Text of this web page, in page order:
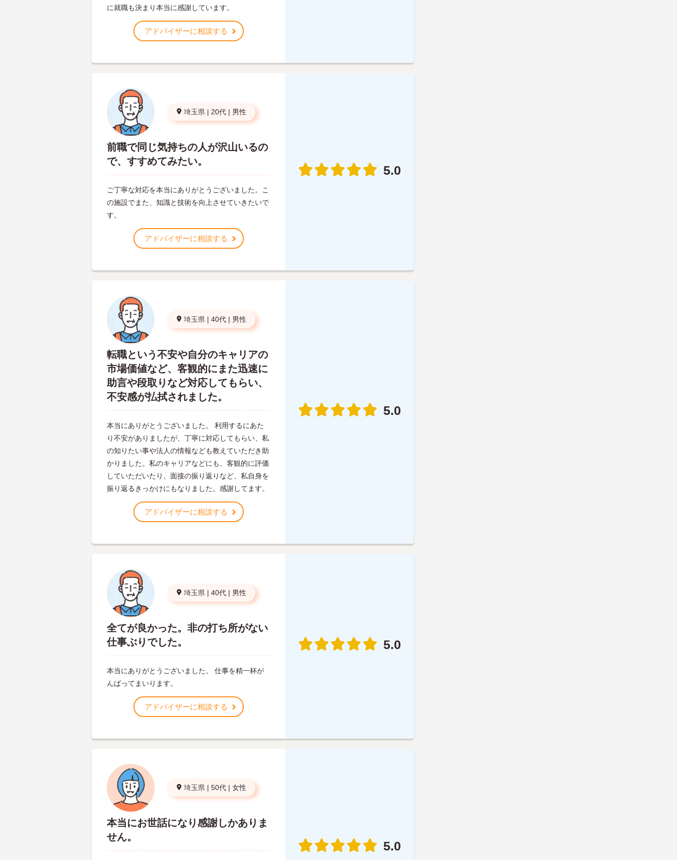
に就職も決まり本当に感謝しています。
アドバイザーに相談する
埼玉県 | 20代 | 男性
前職で同じ気持ちの人が沢山いるの
で、すすめてみたい。
ご丁寧な対応を本当にありがとうございました。こ
の施設でまた、知識と技術を向上させていきたいで
す。
アドバイザーに相談する
5.0
埼玉県 | 40代 | 男性
転職という不安や自分のキャリアの
市場価値など、客観的にまた迅速に
助言や段取りなど対応してもらい、
不安感が払拭されました。
本当にありがとうございました。 利用するにあた
り不安がありましたが、丁寧に対応してもらい、私
の知りたい事や法人の情報なども教えていただき助
かりました。私のキャリアなどにも、客観的に評価
していただいたり、面接の振り返りなど、私自身を
振り返るきっかけにもなりました。感謝してます。
アドバイザーに相談する
5.0
埼玉県 | 40代 | 男性
全てが良かった。非の打ち所がない
仕事ぶりでした。
本当にありがとうございました。 仕事を精一杯が
んばってまいります。
アドバイザーに相談する
5.0
埼玉県 | 50代 | 女性
本当にお世話になり感謝しかありま
せん。
5.0